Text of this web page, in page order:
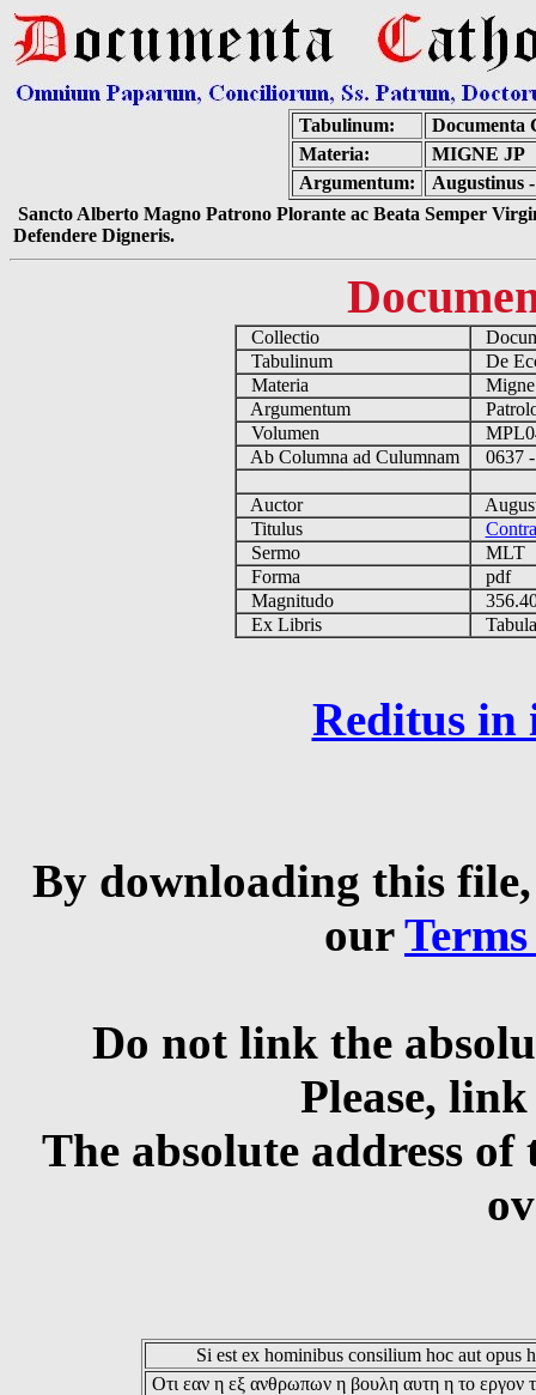
Tabulinum:
Documenta
Materia:
MIGNE JP
Argumentum:
Augustinus
Sancto Alberto Magno Patrono Plorante ac Beata Semper
Defendere Digneris.
Collectio
Tabulinum
De
Materia
Argumentum
Volumen
Ab Columna ad Culumnam
0637
Auctor
Titulus
Sermo
MLT
Forma
pdf
Magnitudo
Ex Libris
Reditus in
By downloading this
our
Do not link the
Please,
The absolute address
Si est ex hominibus consilium hoc aut opus
Οτι εαν η εξ ανθρωπων η βουλη αυτη η το εργον